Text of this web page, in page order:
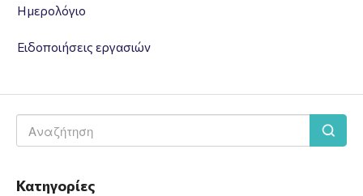
Ημερολόγιο
Ειδοποιήσεις εργασιών
Κατηγορίες